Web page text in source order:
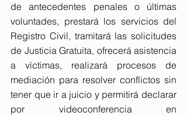
de antecedentes penales o últimas
voluntades, prestará los servicios del
Registro Civil, tramitará las solicitudes
de Justicia Gratuita, ofrecerá asistencia
a víctimas, realizará procesos de
mediación para resolver conflictos sin
tener que ir a juicio y permitirá declarar
por videoconferencia en